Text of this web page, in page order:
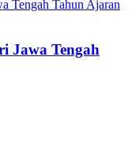
Jawa Tengah